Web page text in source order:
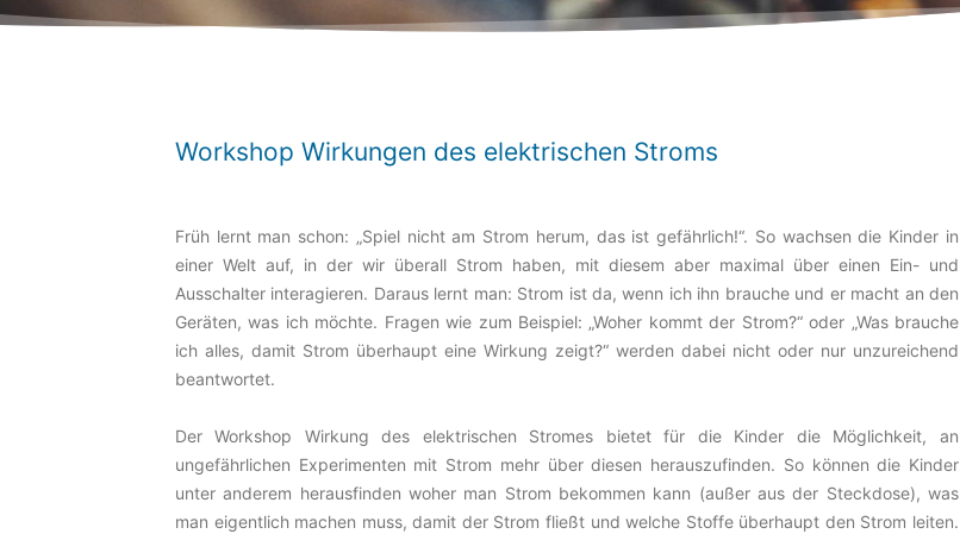
Workshop Wirkungen des elektrischen Stroms
Früh lernt man schon: „Spiel nicht am Strom herum, das ist gefährlich!“. So wachsen die Kinder in
einer Welt auf, in der wir überall Strom haben, mit diesem aber maximal über einen Ein- und
Ausschalter interagieren. Daraus lernt man: Strom ist da, wenn ich ihn brauche und er macht an den
Geräten, was ich möchte. Fragen wie zum Beispiel: „Woher kommt der Strom?“ oder „Was brauche
ich alles, damit Strom überhaupt eine Wirkung zeigt?“ werden dabei nicht oder nur unzureichend
beantwortet.
Der Workshop Wirkung des elektrischen Stromes bietet für die Kinder die Möglichkeit, an
ungefährlichen Experimenten mit Strom mehr über diesen herauszufinden. So können die Kinder
unter anderem herausfinden woher man Strom bekommen kann (außer aus der Steckdose), was
man eigentlich machen muss, damit der Strom fließt und welche Stoffe überhaupt den Strom leiten.